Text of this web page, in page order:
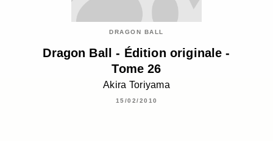
DRAGON BALL
Dragon Ball - Édition originale -
Tome 26
Akira Toriyama
15/02/2010